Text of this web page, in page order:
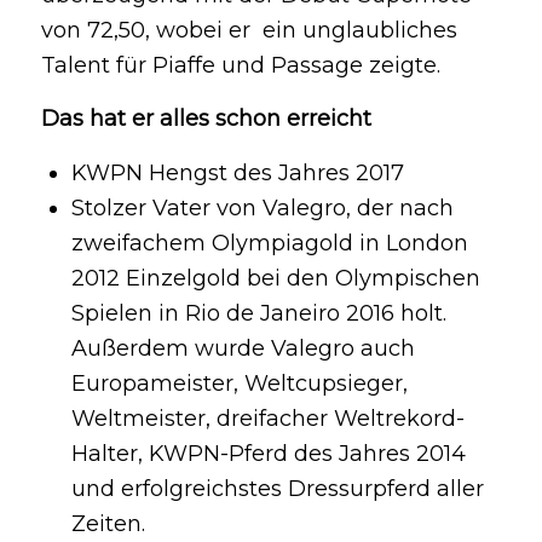
von 72,50, wobei er ein unglaubliches
Talent für Piaffe und Passage zeigte.
Das hat er alles schon erreicht
KWPN Hengst des Jahres 2017
Stolzer Vater von Valegro, der nach
zweifachem Olympiagold in London
2012 Einzelgold bei den Olympischen
Spielen in Rio de Janeiro 2016 holt.
Außerdem wurde Valegro auch
Europameister, Weltcupsieger,
Weltmeister, dreifacher Weltrekord-
Halter, KWPN-Pferd des Jahres 2014
und erfolgreichstes Dressurpferd aller
Zeiten.